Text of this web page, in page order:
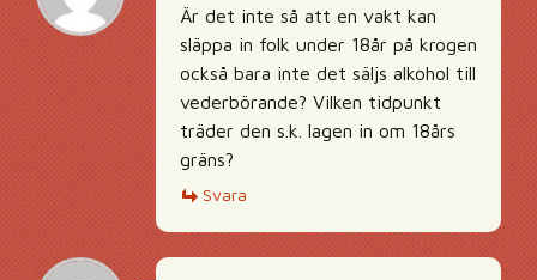
Är det inte så att en vakt kan
släppa in folk under 18år på krogen
också bara inte det säljs alkohol till
vederbörande? Vilken tidpunkt
träder den s.k. lagen in om 18års
gräns?
Svara